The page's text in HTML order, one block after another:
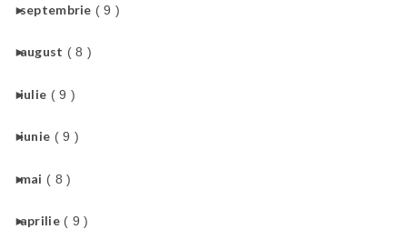
►
septembrie ( 9 )
►
august ( 8 )
►
iulie ( 9 )
►
iunie ( 9 )
►
mai ( 8 )
►
aprilie ( 9 )